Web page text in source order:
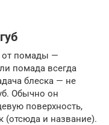
от помады —
помада всегда
блеска — не
Обычно он
поверхность,
(отсюда и название).